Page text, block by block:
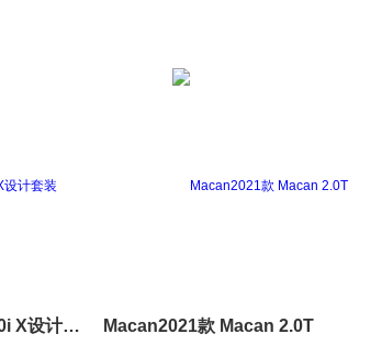
宝马X5(进口)2019款 xDrive30i X设计套装 Macan2021款 Macan 2.0T